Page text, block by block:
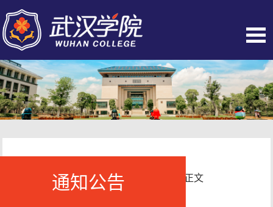
通知公告
当前位置：首页- - 正文